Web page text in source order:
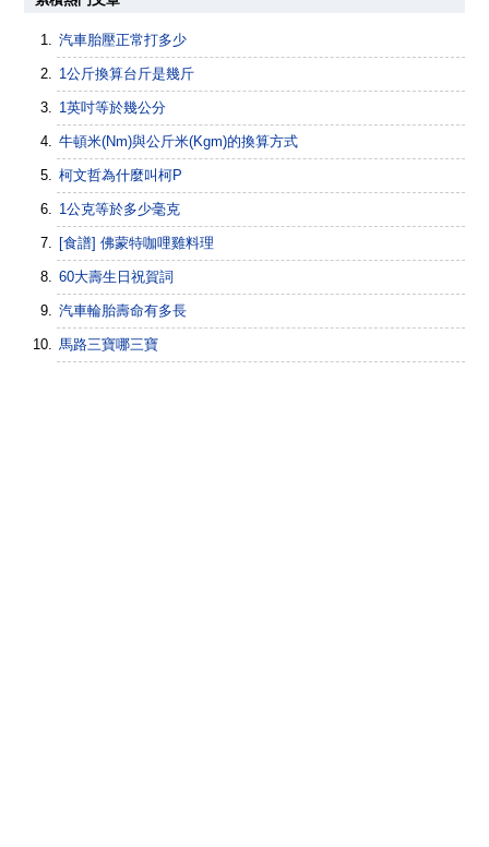
汽車胎壓正常打多少
1公斤換算台斤是幾斤
1英吋等於幾公分
牛頓米(Nm)與公斤米(Kgm)的換算方式
柯文哲為什麼叫柯P
1公克等於多少毫克
[食譜] 佛蒙特咖哩雞料理
60大壽生日祝賀詞
汽車輪胎壽命有多長
馬路三寶哪三寶